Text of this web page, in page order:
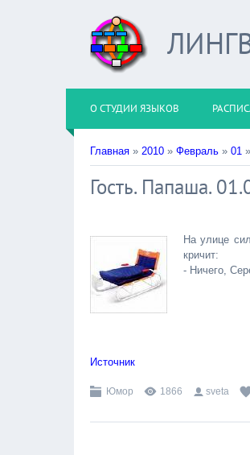
О СТУДИИ ЯЗЫКОВ
Главная » 2010 » Февраль » 01
Гость. Папаша.
На улице
кричит:
- Ничего,
Источник
Юмор 1866 sveta